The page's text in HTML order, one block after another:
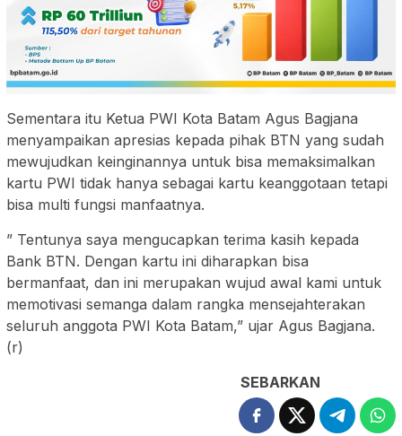
Sementara itu Ketua PWI Kota Batam Agus Bagjana
menyampaikan apresias kepada pihak BTN yang sudah
mewujudkan keinginannya untuk bisa memaksimalkan
kartu PWI tidak hanya sebagai kartu keanggotaan tetapi
bisa multi fungsi manfaatnya.
” Tentunya saya mengucapkan terima kasih kepada
Bank BTN. Dengan kartu ini diharapkan bisa
bermanfaat, dan ini merupakan wujud awal kami untuk
memotivasi semanga dalam rangka mensejahterakan
seluruh anggota PWI Kota Batam,” ujar Agus Bagjana.
(r)
SEBARKAN